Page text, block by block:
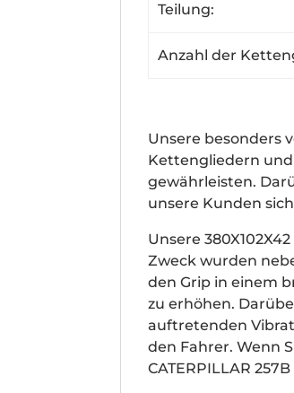
Teilung:
Anzahl der
Unsere besonders
Kettengliedern
gewährleisten.
unsere Kunden
Unsere
Zweck wurden
den Grip in einem
zu erhöhen.
auftretenden
den Fahrer. Wenn
CATERPILLAR